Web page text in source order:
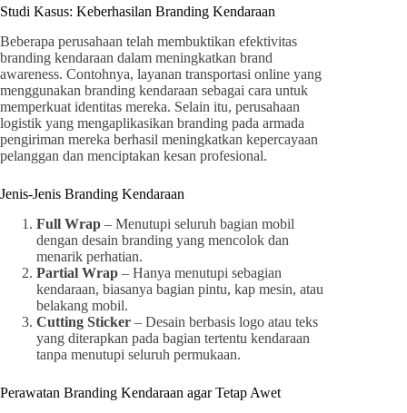
Studi Kasus: Keberhasilan Branding Kendaraan
Beberapa perusahaan telah membuktikan efektivitas
branding kendaraan dalam meningkatkan brand
awareness. Contohnya, layanan transportasi online yang
menggunakan branding kendaraan sebagai cara untuk
memperkuat identitas mereka. Selain itu, perusahaan
logistik yang mengaplikasikan branding pada armada
pengiriman mereka berhasil meningkatkan kepercayaan
pelanggan dan menciptakan kesan profesional.
Jenis-Jenis Branding Kendaraan
Full Wrap – Menutupi seluruh bagian mobil
dengan desain branding yang mencolok dan
menarik perhatian.
Partial Wrap – Hanya menutupi sebagian
kendaraan, biasanya bagian pintu, kap mesin, atau
belakang mobil.
Cutting Sticker – Desain berbasis logo atau teks
yang diterapkan pada bagian tertentu kendaraan
tanpa menutupi seluruh permukaan.
Perawatan Branding Kendaraan agar Tetap Awet